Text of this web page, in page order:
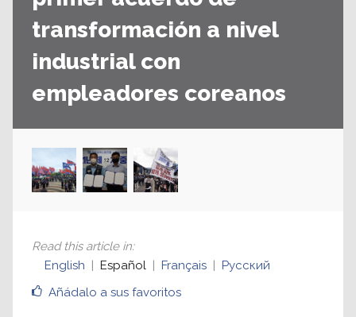
transformación a nivel
industrial con
empleadores coreanos
Añádalo a sus favoritos
Read this article in:
English
Español Français Русский